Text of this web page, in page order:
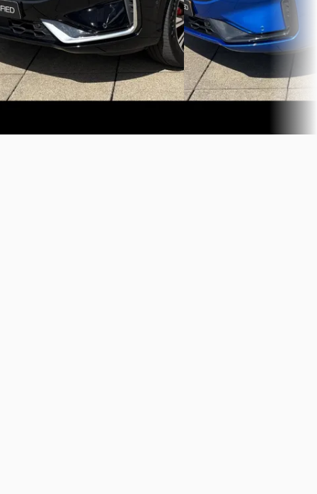
Hedin Automotive Ford in Naaldwijk
· Naaldwijk 4,1(269)
Vandaag geplaatst
Bekijk aanbieding →
Hedin Automotive Ford
· Naaldwijk 4,1(269)
Vandaag geplaatst
Bekijk aanbieding →